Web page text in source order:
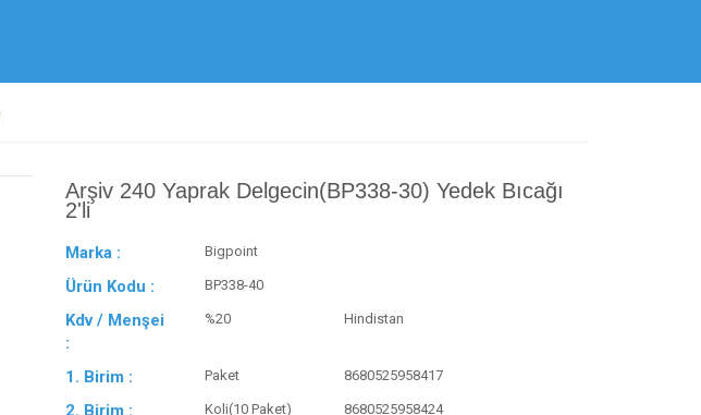
Arşiv 240 Yaprak Delgecin(BP338-30) Yedek Bıcağı
2'li
Marka : Bigpoint
Ürün Kodu : BP338-40
Kdv / Menşei
:
%20 Hindistan
1. Birim : Paket 8680525958417
2. Birim : Koli(10 Paket) 8680525958424